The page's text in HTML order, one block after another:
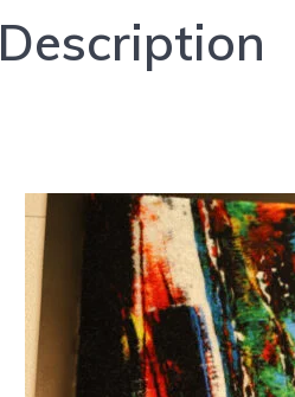
Description